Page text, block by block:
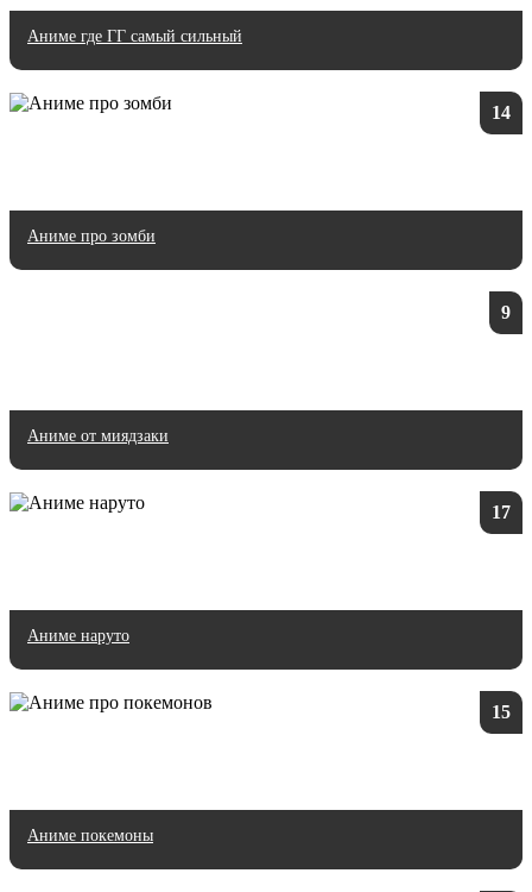
Аниме где ГГ самый сильный
14
Аниме про зомби
9
Аниме от миядзаки
17
Аниме наруто
15
Аниме покемоны